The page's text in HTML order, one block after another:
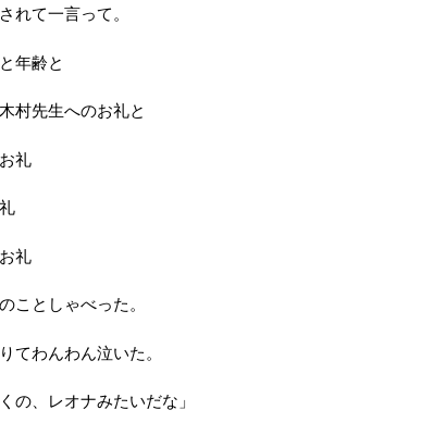
れて一言って。
年齢と
村先生へのお礼と
礼
礼
ことしゃべった。
てわんわん泣いた。
の、レオナみたいだな」